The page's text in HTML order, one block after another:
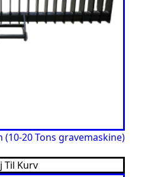
(10-20 Tons gravemaskine)
Til Kurv